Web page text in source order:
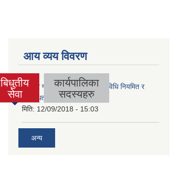
बिधुतीय
सेवा
(active
tab)
कार्यपालिका
सदस्यहरु
आय व्यय विवरण
गुठिचौर गाउँपालिकाको आर्थिक कार्यविधि नियमित र
व्यवस्थित गर्न बनेको ऐन, २०७४
मिति: 12/09/2018 - 15:03
अन्य